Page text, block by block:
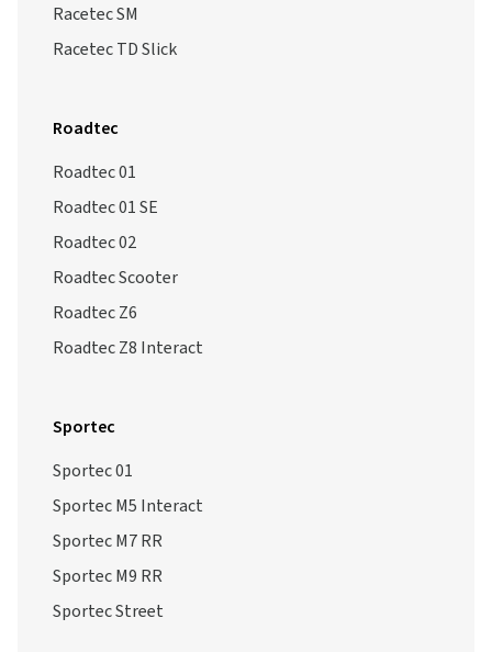
Racetec SM
Racetec TD Slick
Roadtec
Roadtec 01
Roadtec 01 SE
Roadtec 02
Roadtec Scooter
Roadtec Z6
Roadtec Z8 Interact
Sportec
Sportec 01
Sportec M5 Interact
Sportec M7 RR
Sportec M9 RR
Sportec Street